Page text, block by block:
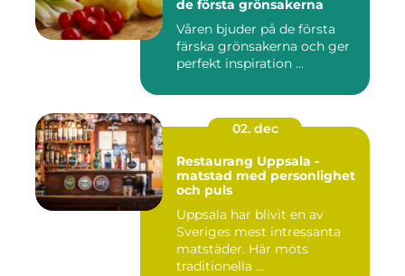
de första grönsakerna
Våren bjuder på de första
färska grönsakerna och ger
perfekt inspiration ...
02. dec
Restaurang Uppsala -
matstad med personlighet
och puls
Uppsala har blivit en av
Sveriges mest intressanta
matstäder. Här möts
traditionella ...